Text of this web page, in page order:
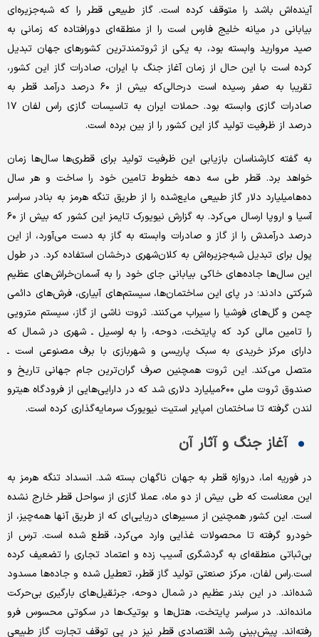
آینده‌اش باشد را متوقف کرده است. گاز طبیعی قطر را که شبه‌جزیره‌ای
بیابانی در میانه خلیج فارس است را از منطقه‌ای دورافتاده که زمانی به
صید مروارید وابسته بود، به یکی از ثروتمندترین کشورهای جهان تبدیل
کرده است با این حال از زمان آغاز جنگ با ایران، صادرات گاز این کشور،
تقریبا به صفر رسیده است درحالی‌که بیش از ۶۰ درصد درآمد قطر به
صادرات گازی وابسته بود. حملات ایران به تاسیسات گازی راس لفان ۱۷
درصد از ظرفیت تولید گاز این کشور را از بین برده است.
به گفته کارشناسان بازیابی این ظرفیت تولید برای قطری‌ها سال‌ها زمان
خواهد برد. قطر طی سه دهه خطوط تامین خود را ساخت و هر سال
ده‌ها‌میلیارد دلار گاز طبیعی مایع‌شده را از طریق تنگه هرمز به بنادر سراسر
آسیا و اروپا ارسال می‌کرد. به گزارش نیویورک تایمز این کشور که بیش از ۶۰
درصد درآمدش را از گاز و صادرات وابسته به گاز به دست می‌آورد، از این
پول برای تبدیل شبه‌جزیره‌اش به کلان‌شهری درخشان استفاده کرد. در طول
این سال‌ها جاده‌های خاکی بیابانی جای خود را به آسمان‌خراش‌های عظیم
شرکتی دادند؛ در پای این ساختمان‌ها، سیستم‌های آبیاری، فرش‌های دائمی
چمن و گل‌های فوشیا را سیراب می‌کنند. ثروت ناشی از گاز، سیستم مترویی
را تامین مالی کرد که پایتخت، دوحه، را به لوسیل ـ شهری در شمال که
دارای مرکز خریدی به سبک پاریسی و شهربازی با برف مصنوعی است ـ
متصل می‌کند. این ثروت همچنین صرف گران‌ترین جام جهانی تاریخ و
صندوق ثروت ملی ۶۰۰‌میلیارد دلاری شد که در دارایی‌هایی از فرودگاه هیترو
لندن گرفته تا ساختمان امپایر استیت نیویورک سرمایه‌گذاری کرده است.
آغاز جنگ و آثار آن
در فوریه اما، دروازه قطر به جهان ناگهان بسته شد. انسداد تنگه هرمز به
این معناست که طی بیش از دو ماه، عملا گازی از سواحل قطر خارج نشده
است. این کشور همچنین از مسیرهای دریایی‌ای که از طریق آنها همه‌چیز، از
خودرو گرفته تا محصولات غذایی وارد می‌کرد، قطع شده است. ترس از
بی‌ثباتی منطقه‌ای به گردشگری آسیب زده و اعتماد تجاری را تضعیف کرده
است.راس لفان، مرکز صنعتی تولید گاز قطر، تعطیل شده و جاده‌ها مسدود
شده‌اند. در این بندر عظیم در شمال دوحه، جرثقیل‌های بارگیری بی‌حرکت
مانده‌اند. در سراسر پایتخت، هتل‌ها و بوتیک‌ها در سکوتی محسوس فرو
رفته‌اند. پیش‌بینی رشد اقتصادی قطر نیز در پی توقف تجارت گاز طبیعی